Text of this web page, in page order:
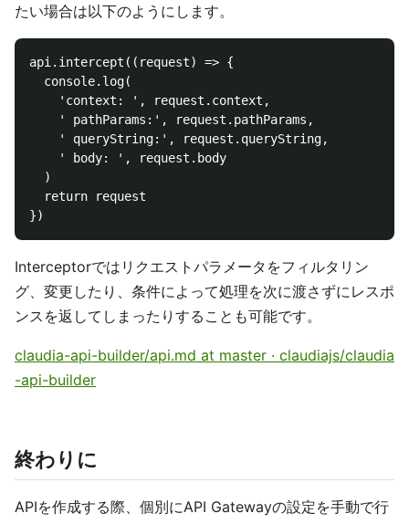
たい場合は以下のようにします。
api.intercept((request) => {
  console.log(
    'context: ', request.context,
    ' pathParams:', request.pathParams,
    ' queryString:', request.queryString,
    ' body: ', request.body
  )
  return request
Interceptorではリクエストパラメータをフィルタリン
グ、変更したり、条件によって処理を次に渡さずにレスポ
ンスを返してしまったりすることも可能です。
claudia-api-builder/api.md at master · claudiajs/claudia
-api-builder
終わりに
APIを作成する際、個別にAPI Gatewayの設定を手動で行